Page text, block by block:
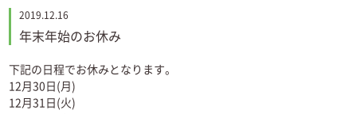
2019.12.16
年末年始のお休み
下記の日程でお休みとなります。
12月30日(月)
12月31日(火)